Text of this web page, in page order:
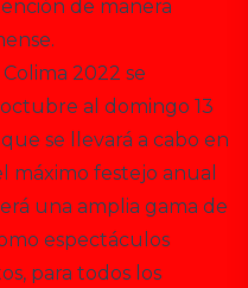
de manera
2022 se
al domingo 13
se llevará a cabo en
máximo festejo anual
una amplia gama de
espectáculos
para todos los